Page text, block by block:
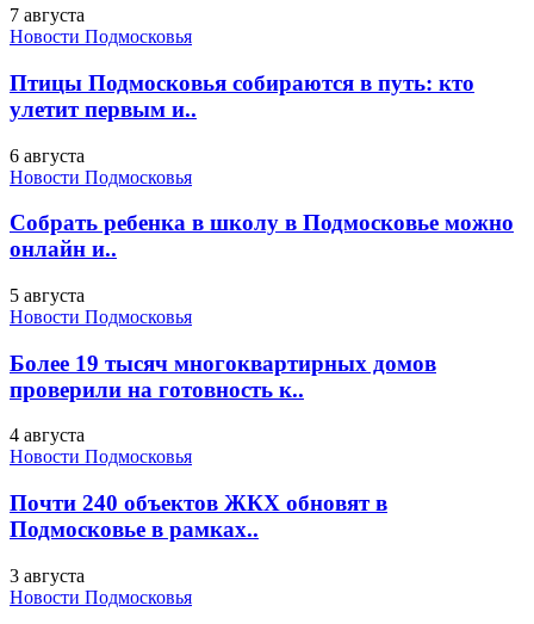
7 августа
Новости Подмосковья
Птицы Подмосковья собираются в путь: кто
улетит первым и..
6 августа
Новости Подмосковья
Собрать ребенка в школу в Подмосковье можно
онлайн и..
5 августа
Новости Подмосковья
Более 19 тысяч многоквартирных домов
проверили на готовность к..
4 августа
Новости Подмосковья
Почти 240 объектов ЖКХ обновят в
Подмосковье в рамках..
3 августа
Новости Подмосковья